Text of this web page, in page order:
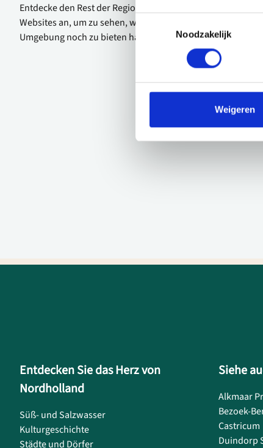
Toestemmingsselectie
Noodzakelijk
Weigeren
Entdecke den Rest der Region! Schau dir die anderen
Websites an, um zu sehen, was diese wunderschöne
Umgebung noch zu bieten hat.
Entdecken Sie das Herz von
Nordholland
Süß- und Salzwasser
Kulturgeschichte
Städte und Dörfer
Siehe
Alkmaar
Bezoek-
Castricum
Duindorp